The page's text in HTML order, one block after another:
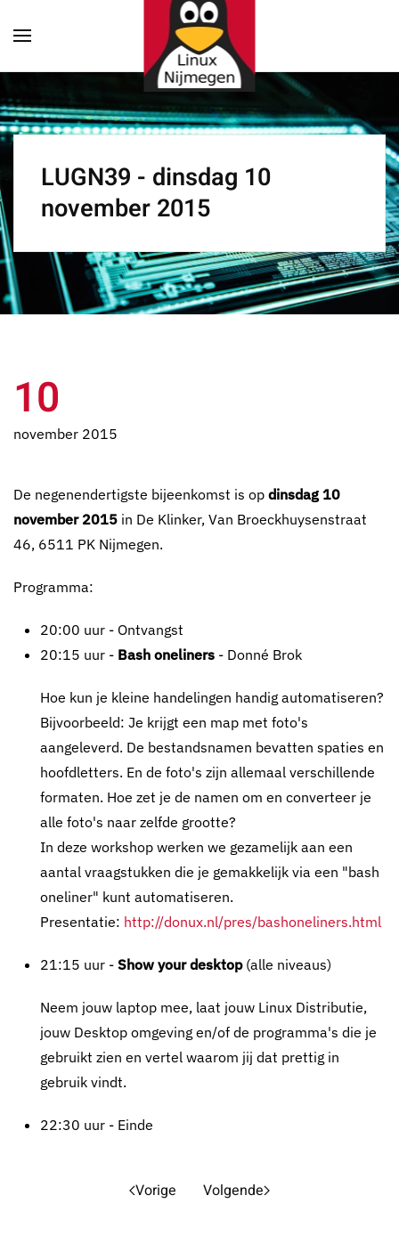
Terug naar hoofdinhoud
LUGN39 - dinsdag 10
november 2015
10
november 2015
De negenendertigste bijeenkomst is op dinsdag 10
november 2015 in De Klinker, Van Broeckhuysenstraat
46, 6511 PK Nijmegen.
Programma:
20:00 uur - Ontvangst
20:15 uur - Bash oneliners - Donné Brok
Hoe kun je kleine handelingen handig automatiseren?
Bijvoorbeeld: Je krijgt een map met foto's
aangeleverd. De bestandsnamen bevatten spaties en
hoofdletters. En de foto's zijn allemaal verschillende
formaten. Hoe zet je de namen om en converteer je
alle foto's naar zelfde grootte?
In deze workshop werken we gezamelijk aan een
aantal vraagstukken die je gemakkelijk via een "bash
oneliner" kunt automatiseren.
Presentatie: http://donux.nl/pres/bashoneliners.html
21:15 uur - Show your desktop (alle niveaus)
Neem jouw laptop mee, laat jouw Linux Distributie,
jouw Desktop omgeving en/of de programma's die je
gebruikt zien en vertel waarom jij dat prettig in
gebruik vindt.
22:30 uur - Einde
Vorige Volgende